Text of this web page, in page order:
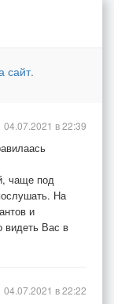
сайт.
чаще под
На
и
видеть Вас в
04.07.2021 в 22:39
04.07.2021 в 22:22